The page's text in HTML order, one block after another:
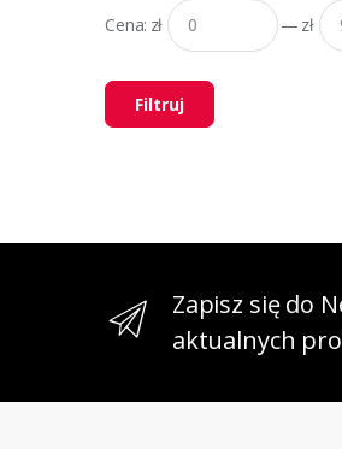
Cena: zł — zł
Filtruj
Zapisz się do
aktualnych